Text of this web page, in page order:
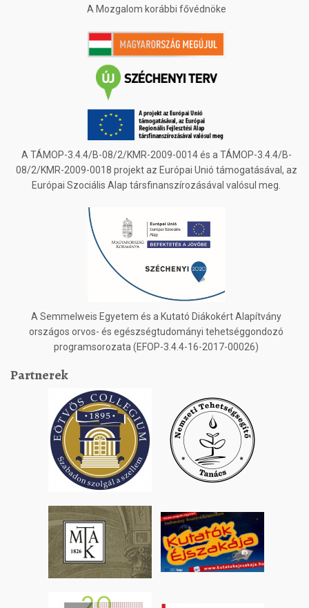
A Mozgalom korábbi fővédnöke
A TÁMOP-3.4.4/B-08/2/KMR-2009-0014 és a TÁMOP-3.4.4/B-
08/2/KMR-2009-0018 projekt az Európai Unió támogatásával, az
Európai Szociális Alap társfinanszírozásával valósul meg.
A Semmelweis Egyetem és a Kutató Diákokért Alapítvány
országos orvos- és egészségtudományi tehetséggondozó
programsorozata (EFOP-3.4.4-16-2017-00026)
Partnerek